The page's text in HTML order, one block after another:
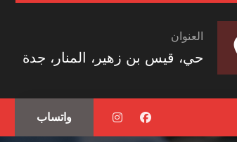
العنوان
حي، قيس بن زهير، المنار، جدة
واتساب